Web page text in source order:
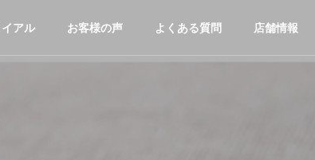
アル お客様の声 よくある質問 店舗情報